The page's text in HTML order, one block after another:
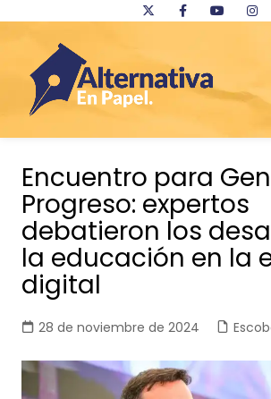
contenido
Encuentro para
Progreso: expertos
debatieron los
la educación en la
digital
28 de noviembre de 2024